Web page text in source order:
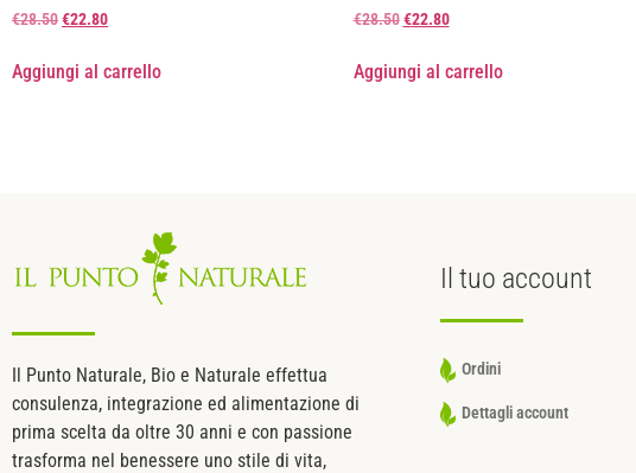
€28.50€22.80
Aggiungi al carrello
€28.50 €22.80
Aggiungi al carrello
Il Punto Naturale, Bio e Naturale effettua
consulenza, integrazione ed alimentazione di
prima scelta da oltre 30 anni e con passione
trasforma nel benessere uno stile di vita,
Il tuo account
Ordini
Dettagli account